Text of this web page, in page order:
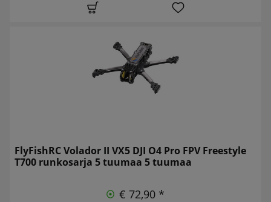
FlyFishRC Volador II VX5 DJI O4 Pro FPV Freestyle
T700 runkosarja 5 tuumaa 5 tuumaa
€ 72,90 *